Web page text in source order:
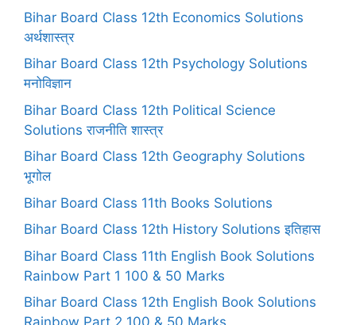
Bihar Board Class 12th Economics Solutions
अर्थशास्त्र
Bihar Board Class 12th Psychology Solutions
मनोविज्ञान
Bihar Board Class 12th Political Science
Solutions राजनीति शास्त्र
Bihar Board Class 12th Geography Solutions
भूगोल
Bihar Board Class 11th Books Solutions
Bihar Board Class 12th History Solutions इतिहास
Bihar Board Class 11th English Book Solutions
Rainbow Part 1 100 & 50 Marks
Bihar Board Class 12th English Book Solutions
Rainbow Part 2 100 & 50 Marks